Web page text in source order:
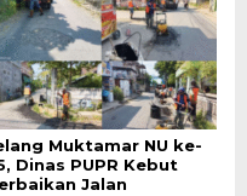
Muktamar NU ke-
Dinas PUPR Kebut
Jalan